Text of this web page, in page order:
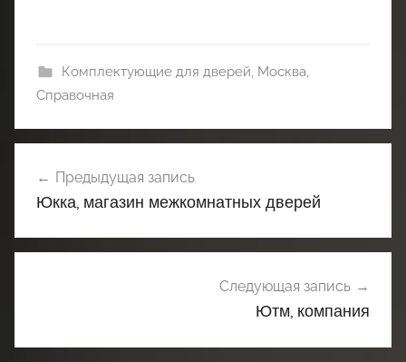
Комплектующие для дверей Москва
Справочная
по
Предыдущая запись
Юкка, магазин межкомнатных дверей
Следующая запись
Ютм, компания